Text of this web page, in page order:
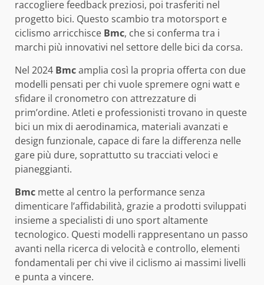
raccogliere feedback preziosi, poi trasferiti nel
progetto bici. Questo scambio tra motorsport e
ciclismo arricchisce Bmc, che si conferma tra i
marchi più innovativi nel settore delle bici da corsa.
Nel 2024 Bmcamplia così la propria offerta con due
modelli pensati per chi vuole spremere ogni watt e
sfidare il cronometro con attrezzature di
prim’ordine. Atleti e professionisti trovano in queste
bici un mix di aerodinamica, materiali avanzati e
design funzionale, capace di fare la differenza nelle
gare più dure, soprattutto su tracciati veloci e
pianeggianti.
Bmc mette al centro la performance senza
dimenticare l’affidabilità, grazie a prodotti sviluppati
insieme a specialisti di uno sport altamente
tecnologico. Questi modelli rappresentano un passo
avanti nella ricerca di velocità e controllo, elementi
fondamentali per chi vive il ciclismo ai massimi livelli
e punta a vincere.